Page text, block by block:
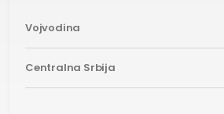
Vojvodina
Centralna Srbija